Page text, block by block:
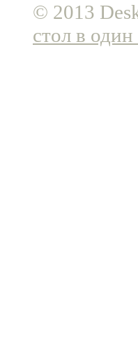
© 2013
стол в